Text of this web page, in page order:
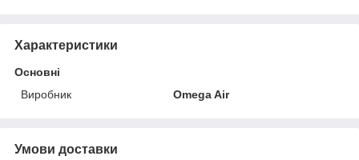
Характеристики
Основні
Виробник
Omega Air
Умови доставки